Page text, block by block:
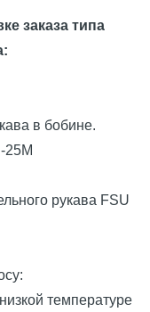
заказа типа
в бобине.
25M
рукава FSU
температуре